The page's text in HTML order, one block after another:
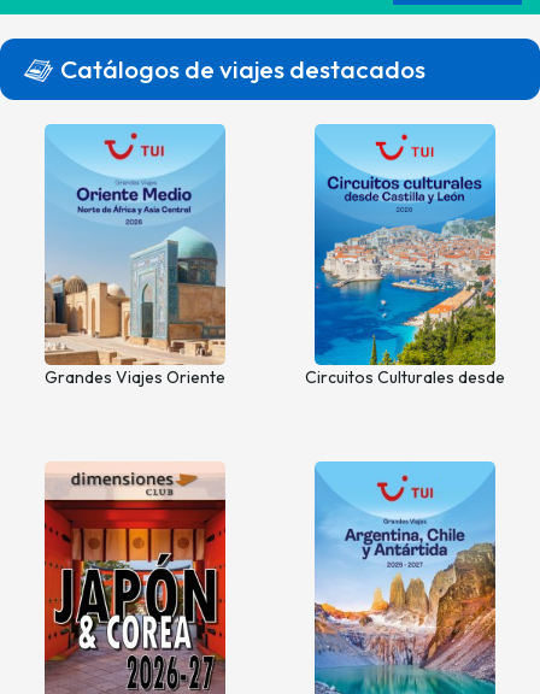
Catálogos de viajes destacados
Grandes Viajes Oriente
Circuitos Culturales desde